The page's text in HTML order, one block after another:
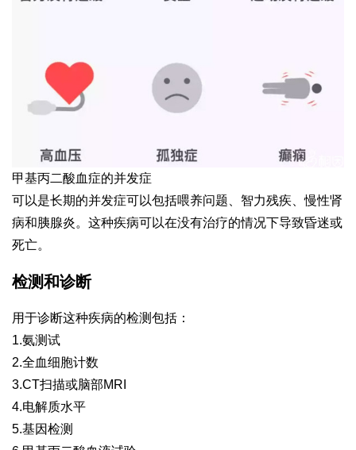
甲基丙二酸血症的并发症
可以是长期的并发症可以包括喂养问题、智力残疾、慢性肾
病和胰腺炎。这种疾病可以在没有治疗的情况下导致昏迷或
死亡。
检测和诊断
用于诊断这种疾病的检测包括：
1.氨测试
2.全血细胞计数
3.CT扫描或脑部MRI
4.电解质水平
5.基因检测